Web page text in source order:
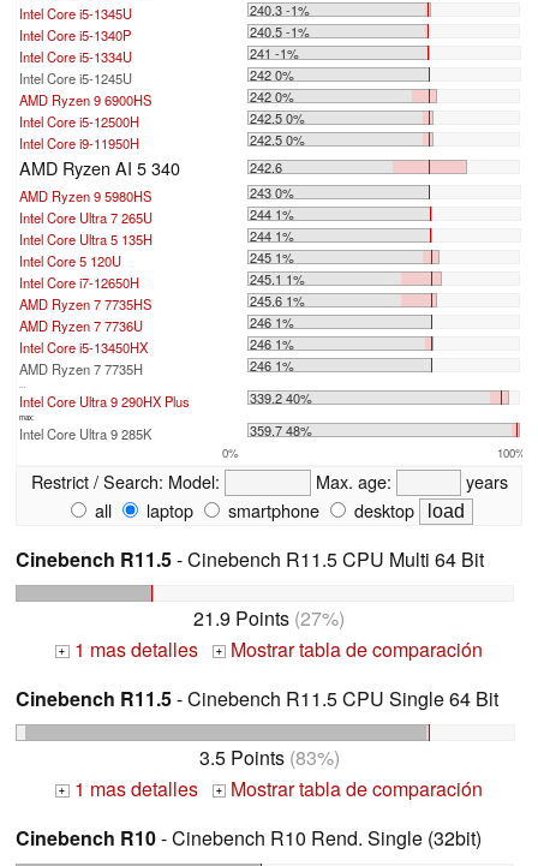
Intel Core i5-1345U
240.3 -1%
Intel Core i5-1340P
240.5 -1%
Intel Core i5-1334U
241 -1%
Intel Core i5-1245U
242 0%
AMD Ryzen 9 6900HS
242 0%
Intel Core i5-12500H
242.5 0%
Intel Core i9-11950H
242.5 0%
AMD Ryzen AI 5 340
242.6
AMD Ryzen 9 5980HS
243 0%
Intel Core Ultra 7 265U
244 1%
Intel Core Ultra 5 135H
244 1%
Intel Core 5 120U
245 1%
Intel Core i7-12650H
245.1 1%
AMD Ryzen 7 7735HS
245.6 1%
AMD Ryzen 7 7736U
246 1%
Intel Core i5-13450HX
246 1%
AMD Ryzen 7 7735H
246 1%
...
Intel Core Ultra 9 290HX Plus 339.2 40%
max:
Intel Core Ultra 9 285K 359.7 48%
0% 100%
Restrict / Search: Model: Max. age:
years
all
laptop smartphone desktop
Cinebench R11.5- Cinebench R11.5 CPU Multi 64 Bit
21.9 Points (27%)
+ 1 mas detalles +
Mostrar tabla de comparación
Cinebench R11.5- Cinebench R11.5 CPU Single 64 Bit
3.5 Points(83%)
+ 1 mas detalles +
Mostrar tabla de comparación
Cinebench R10- Cinebench R10 Rend. Single (32bit)